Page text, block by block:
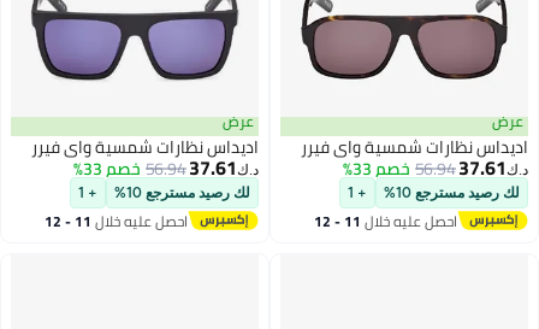
عرض
اديداس نظارات شمسية واي فيرر
د.ك‏37.61
56.94خصم 33%
لك رصيد مسترجع 10% + 1
احصل عليه خلال 11 - 12
عرض
اديداس نظارات شمسية واي فيرر
د.ك‏37.61
56.94خصم 33%
لك رصيد مسترجع 10% + 1
احصل عليه خلال 11 - 12